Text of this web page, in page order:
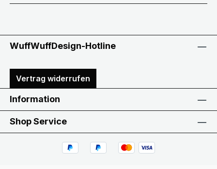
WuffWuffDesign-Hotline
Vertrag widerrufen
Information
Shop Service